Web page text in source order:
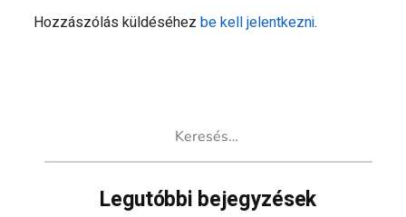
Hozzászólás küldéséhezbe kell jelentkezni.
Legutóbbi bejegyzések